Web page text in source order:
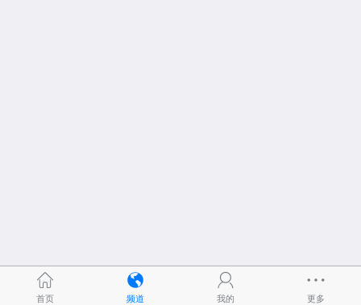
首页 频道 我的 更多